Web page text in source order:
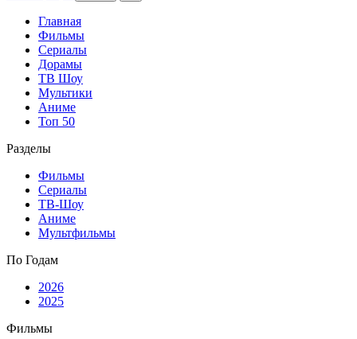
Главная
Фильмы
Сериалы
Дорамы
ТВ Шоу
Мультики
Аниме
Топ 50
Разделы
Фильмы
Сериалы
ТВ-Шоу
Аниме
Мультфильмы
По Годам
2026
2025
Фильмы